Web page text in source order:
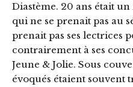
Diastème. 20 ans était
qui ne se prenait pas au
prenait pas ses lectrices
contrairement à ses
Jeune & Jolie. Sous
évoqués étaient souvent